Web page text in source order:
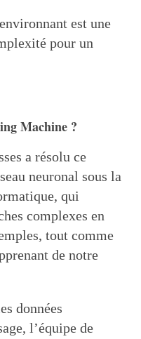
est une
pour un
Machine ?
a résolu ce
neuronal sous la
qui
complexes en
tout comme
de notre
données
l’équipe de